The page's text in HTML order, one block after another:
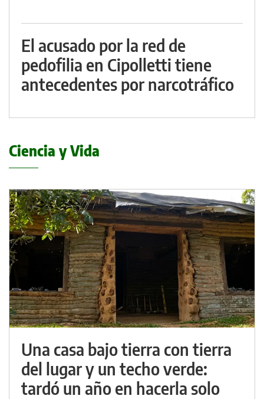
El acusado por la red de
pedofilia en Cipolletti tiene
antecedentes por narcotráfico
Ciencia y Vida
Una casa bajo tierra con tierra
del lugar y un techo verde:
tardó un año en hacerla solo